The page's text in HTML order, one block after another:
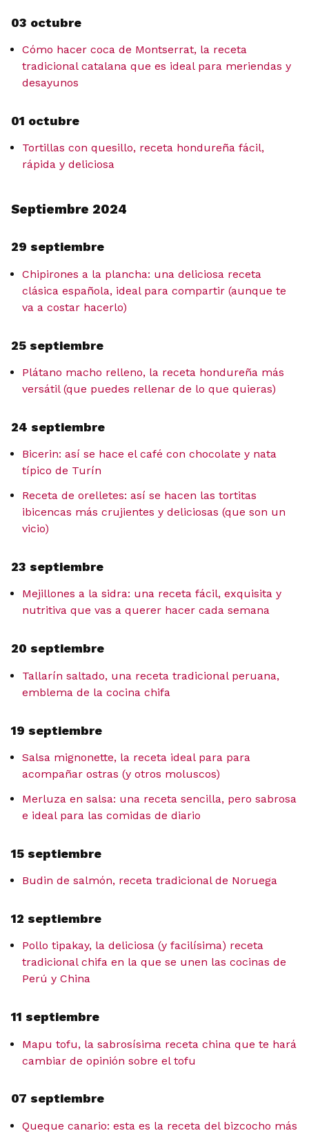
03 octubre
Cómo hacer coca de Montserrat, la receta
tradicional catalana que es ideal para meriendas y
desayunos
01 octubre
Tortillas con quesillo, receta hondureña fácil,
rápida y deliciosa
Septiembre 2024
29 septiembre
Chipirones a la plancha: una deliciosa receta
clásica española, ideal para compartir (aunque te
va a costar hacerlo)
25 septiembre
Plátano macho relleno, la receta hondureña más
versátil (que puedes rellenar de lo que quieras)
24 septiembre
Bicerin: así se hace el café con chocolate y nata
típico de Turín
Receta de orelletes: así se hacen las tortitas
ibicencas más crujientes y deliciosas (que son un
vicio)
23 septiembre
Mejillones a la sidra: una receta fácil, exquisita y
nutritiva que vas a querer hacer cada semana
20 septiembre
Tallarín saltado, una receta tradicional peruana,
emblema de la cocina chifa
19 septiembre
Salsa mignonette, la receta ideal para para
acompañar ostras (y otros moluscos)
Merluza en salsa: una receta sencilla, pero sabrosa
e ideal para las comidas de diario
15 septiembre
Budin de salmón, receta tradicional de Noruega
12 septiembre
Pollo tipakay, la deliciosa (y facilísima) receta
tradicional chifa en la que se unen las cocinas de
Perú y China
11 septiembre
Mapu tofu, la sabrosísima receta china que te hará
cambiar de opinión sobre el tofu
07 septiembre
Queque canario: esta es la receta del bizcocho más